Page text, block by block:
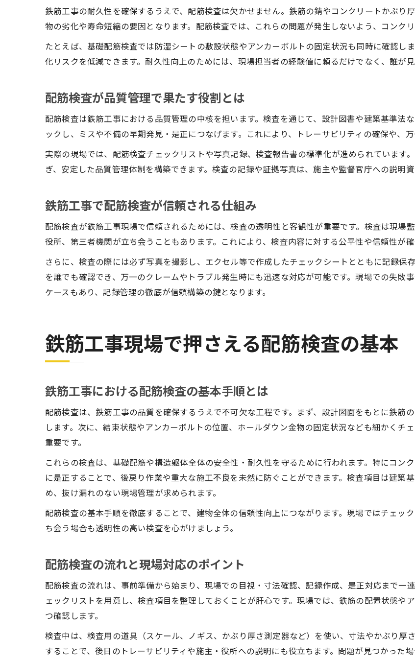
配筋検査チェックリストで鉄筋工事を効率
現場対応に活きる配筋検査チェックシート
エクセルで作る配筋検査チェックリストの
配筋検査で手間を減らすチェックリスト運
配筋検査に欠かせない道具と使い方のコツ
鉄筋工事で必須の配筋検査道具と選び方
配筋検査のメジャー・コンベックス活用方
現場で役立つ配筋検査道具の使い方ポイント
撮影機材を使った配筋検査の記録術とは
鉄筋工事の耐久性を確保するうえで、配筋検査は欠かせません。鉄筋の錆やコンクリートかぶり
物の劣化や寿命短縮の要因となります。配筋検査では、これらの問題が発生しないよう、コンク
たとえば、基礎配筋検査では防湿シートの敷設状態やアンカーボルトの固定状況も同時に確認し
化リスクを低減できます。耐久性向上のためには、現場担当者の経験値に頼るだけでなく、誰が
配筋検査が品質管理で果たす役割とは
配筋検査は鉄筋工事における品質管理の中核を担います。検査を通じて、設計図書や建築基準法
ックし、ミスや不備の早期発見・是正につなげます。これにより、トレーサビリティの確保や、
実際の現場では、配筋検査チェックリストや写真記録、検査報告書の標準化が進められています
ぎ、安定した品質管理体制を構築できます。検査の記録や証拠写真は、施主や監督官庁への説明
鉄筋工事で配筋検査が信頼される仕組み
配筋検査が鉄筋工事現場で信頼されるためには、検査の透明性と客観性が重要です。検査は現場
役所、第三者機関が立ち会うこともあります。これにより、検査内容に対する公平性や信頼性が確
さらに、検査の際には必ず写真を撮影し、エクセル等で作成したチェックシートとともに記録保
を誰でも確認でき、万一のクレームやトラブル発生時にも迅速な対応が可能です。現場での失敗
ケースもあり、記録管理の徹底が信頼構築の鍵となります。
鉄筋工事現場で押さえる配筋検査の基本
鉄筋工事における配筋検査の基本手順とは
配筋検査は、鉄筋工事の品質を確保するうえで不可欠な工程です。まず、設計図面をもとに鉄筋
します。次に、結束状態やアンカーボルトの位置、ホールダウン金物の固定状況なども細かくチ
重要です。
これらの検査は、基礎配筋や構造躯体全体の安全性・耐久性を守るために行われます。特にコン
に是正することで、後戻り作業や重大な施工不良を未然に防ぐことができます。検査項目は建築
め、抜け漏れのない現場管理が求められます。
配筋検査の基本手順を徹底することで、建物全体の信頼性向上につながります。現場ではチェッ
ち会う場合も透明性の高い検査を心がけましょう。
配筋検査の流れと現場対応のポイント
配筋検査の流れは、事前準備から始まり、現場での目視・寸法確認、記録作成、是正対応まで一
ェックリストを用意し、検査項目を整理しておくことが肝心です。現場では、鉄筋の配置状態や
つ確認します。
検査中は、検査用の道具（スケール、ノギス、かぶり厚さ測定器など）を使い、寸法やかぶり厚
することで、後日のトレーサビリティや施主・役所への説明にも役立ちます。問題が見つかった
お問い合わせはこちら
お問い合わせはこちら